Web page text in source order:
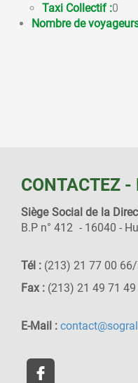
Taxi Collectif :0
Nombre de
CONTACTEZ -
Siège Social de la
B.P n° 412 - 16040 -
Tél : (213) 21 77 00
Fax : (213) 21 49 71 49
E-Mail :